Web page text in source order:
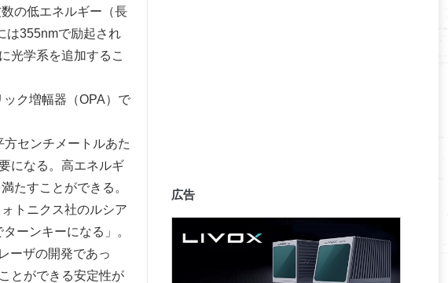
の低エネルギー（長
は355nmで励起され
光学系を追加するこ
ク増幅器（OPA）で
センチメートルあた
になる。高エネルギ
たすことができる。
トニクス社のルシア
ーンキーになる」。
ーザの開発であっ
とができる安定性が
広告